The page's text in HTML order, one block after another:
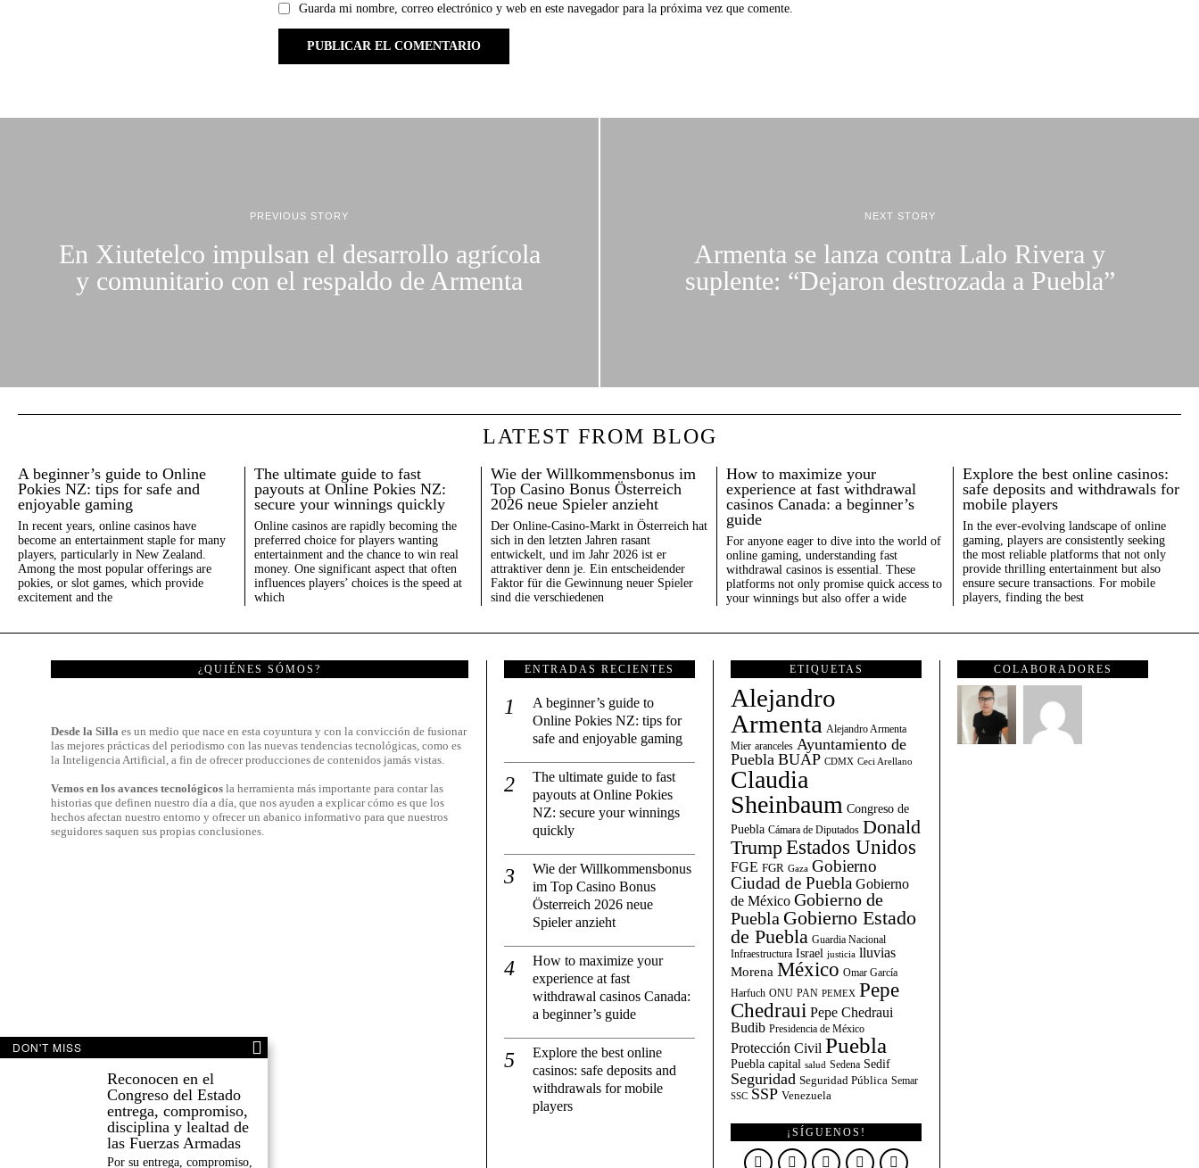
Guarda mi nombre, correo electrónico y web en este navegador para la próxima vez que comente.
PREVIOUS STORY
En Xiutetelco impulsan el desarrollo agrícola
y comunitario con el respaldo de Armenta
NEXT STORY
Armenta se lanza contra Lalo Rivera y
suplente: “Dejaron destrozada a Puebla”
LATEST FROM BLOG
A beginner’s guide to Online
Pokies NZ: tips for safe and
enjoyable gaming
In recent years, online casinos have
become an entertainment staple for many
players, particularly in New Zealand.
Among the most popular offerings are
pokies, or slot games, which provide
excitement and the
The ultimate guide to fast
payouts at Online Pokies NZ:
secure your winnings quickly
Online casinos are rapidly becoming the
preferred choice for players wanting
entertainment and the chance to win real
money. One significant aspect that often
influences players’ choices is the speed at
which
Wie der Willkommensbonus im
Top Casino Bonus Österreich
2026 neue Spieler anzieht
Der Online-Casino-Markt in Österreich hat
sich in den letzten Jahren rasant
entwickelt, und im Jahr 2026 ist er
attraktiver denn je. Ein entscheidender
Faktor für die Gewinnung neuer Spieler
sind die verschiedenen
How to maximize your
experience at fast withdrawal
casinos Canada: a beginner’s
guide
For anyone eager to dive into the world of
online gaming, understanding fast
withdrawal casinos is essential. These
platforms not only promise quick access to
your winnings but also offer a wide
Explore the best online casinos:
safe deposits and withdrawals for
mobile players
In the ever-evolving landscape of online
gaming, players are consistently seeking
the most reliable platforms that not only
provide thrilling entertainment but also
ensure secure transactions. For mobile
players, finding the best
¿QUIÉNES SÓMOS?
Desde la Silla es un medio que nace en esta coyuntura y con la convicción de fusionar
las mejores prácticas del periodismo con las nuevas tendencias tecnológicas, como es
la Inteligencia Artificial, a fin de ofrecer producciones de contenidos jamás vistas.
Vemos en los avances tecnológicos la herramienta más importante para contar las
historias que definen nuestro día a día, que nos ayuden a explicar cómo es que los
hechos afectan nuestro entorno y ofrecer un abanico informativo para que nuestros
seguidores saquen sus propias conclusiones.
ENTRADAS RECIENTES
A beginner’s guide to
Online Pokies NZ: tips for
safe and enjoyable gaming
The ultimate guide to fast
payouts at Online Pokies
NZ: secure your winnings
quickly
Wie der Willkommensbonus
im Top Casino Bonus
Österreich 2026 neue
Spieler anzieht
How to maximize your
experience at fast
withdrawal casinos Canada:
a beginner’s guide
Explore the best online
casinos: safe deposits and
withdrawals for mobile
players
ETIQUETAS
Alejandro
Armenta Alejandro Armenta
Mier aranceles Ayuntamiento de
Puebla BUAP CDMX Ceci Arellano
Claudia
Sheinbaum Congreso de
Puebla Cámara de Diputados Donald
TrumpEstados Unidos
FGE FGR Gaza Gobierno
Ciudad de Puebla Gobierno
de México Gobierno de
Puebla Gobierno Estado
de Puebla Guardia Nacional
Infraestructura Israel justicia lluvias
Morena México Omar García
Harfuch ONU PAN PEMEX Pepe
Chedraui Pepe Chedraui
Budib Presidencia de México
Protección Civil Puebla
Puebla capital salud Sedena Sedif
Seguridad Seguridad Pública Semar
SSC SSP Venezuela
¡SÍGUENOS!
COLABORADORES
DON'T MISS
Reconocen en el
Congreso del Estado
entrega, compromiso,
disciplina y lealtad de
las Fuerzas Armadas
Por su entrega, compromiso,